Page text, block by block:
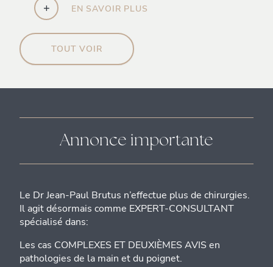
+ EN SAVOIR PLUS
TOUT VOIR
Annonce importante
Le Dr Jean-Paul Brutus n’effectue plus de chirurgies.
Il agit désormais comme EXPERT-CONSULTANT
spécialisé dans:
Les cas COMPLEXES ET DEUXIÈMES AVIS en
pathologies de la main et du poignet.